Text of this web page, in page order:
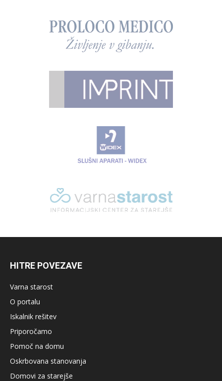
HITRE POVEZAVE
Varna starost
O portalu
Iskalnik rešitev
Priporočamo
Pomoč na domu
Oskrbovana stanovanja
Domovi za starejše